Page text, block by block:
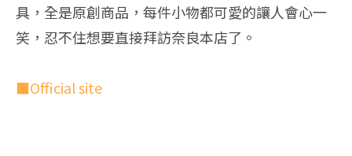
具，全是原創商品，每件小物都可愛的讓人會心一
笑，忍不住想要直接拜訪奈良本店了。
■Official site